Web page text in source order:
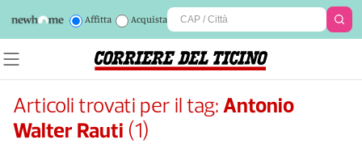
Affitta Acquista
Articoli trovati per il tag:Antonio
Walter Rauti (1)